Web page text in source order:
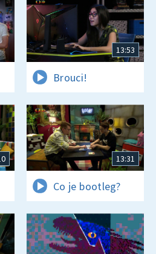
13:53
Brouci!
13:31
Co je bootleg?